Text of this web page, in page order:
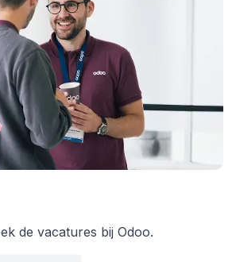
de vacatures bij Odoo.